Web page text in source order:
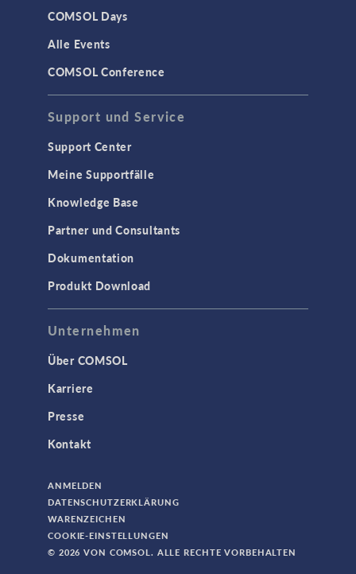
COMSOL Days
Alle Events
COMSOL Conference
Support und Service
Support Center
Meine Supportfälle
Knowledge Base
Partner und Consultants
Dokumentation
Produkt Download
Unternehmen
Über COMSOL
Karriere
Presse
Kontakt
ANMELDEN
DATENSCHUTZERKLÄRUNG
WARENZEICHEN
COOKIE-EINSTELLUNGEN
© 2026 VON COMSOL. ALLE RECHTE VORBEHALTEN